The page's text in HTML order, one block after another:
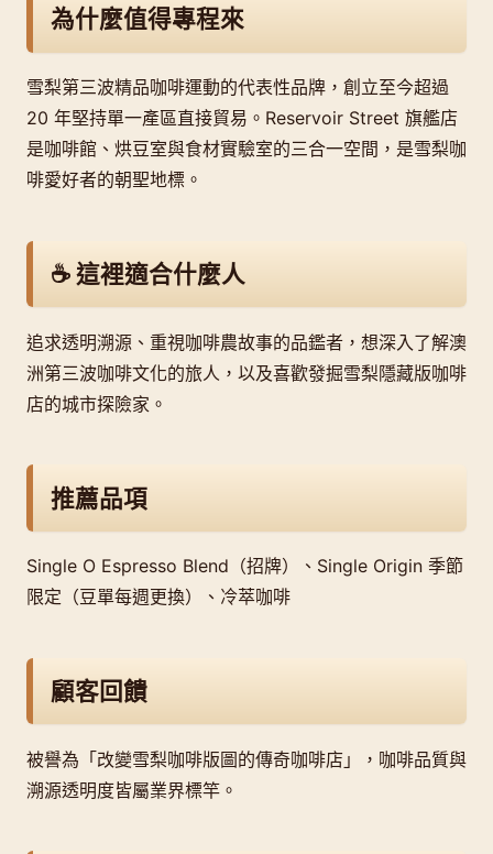
為什麼值得專程來
雪梨第三波精品咖啡運動的代表性品牌，創立至今超過
20 年堅持單一產區直接貿易。Reservoir Street 旗艦店
是咖啡館、烘豆室與食材實驗室的三合一空間，是雪梨咖
啡愛好者的朝聖地標。
☕ 這裡適合什麼人
追求透明溯源、重視咖啡農故事的品鑑者，想深入了解澳
洲第三波咖啡文化的旅人，以及喜歡發掘雪梨隱藏版咖啡
店的城市探險家。
推薦品項
Single O Espresso Blend（招牌）、Single Origin 季節
限定（豆單每週更換）、冷萃咖啡
顧客回饋
被譽為「改變雪梨咖啡版圖的傳奇咖啡店」，咖啡品質與
溯源透明度皆屬業界標竿。